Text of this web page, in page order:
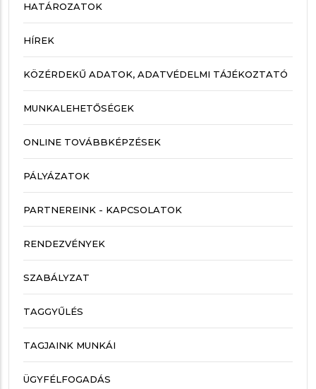
HATÁROZATOK
HÍREK
KÖZÉRDEKŰ ADATOK, ADATVÉDELMI TÁJÉKOZTATÓ
MUNKALEHETŐSÉGEK
ONLINE TOVÁBBKÉPZÉSEK
PÁLYÁZATOK
PARTNEREINK - KAPCSOLATOK
RENDEZVÉNYEK
SZABÁLYZAT
TAGGYŰLÉS
TAGJAINK MUNKÁI
ÜGYFÉLFOGADÁS